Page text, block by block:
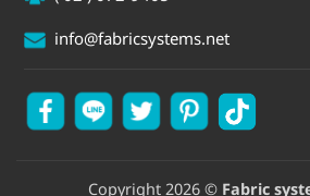
info@fabricsystems.net
Copyright 2026 © Fabric